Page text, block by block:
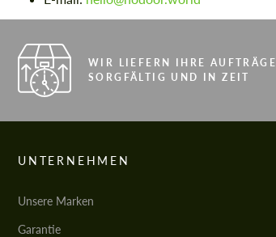
WIR LIEFERN IHRE AUFTRÄGE
SORGFÄLTIG UND IN ZEIT
UNTERNEHMEN
Unsere Marken
Garantie